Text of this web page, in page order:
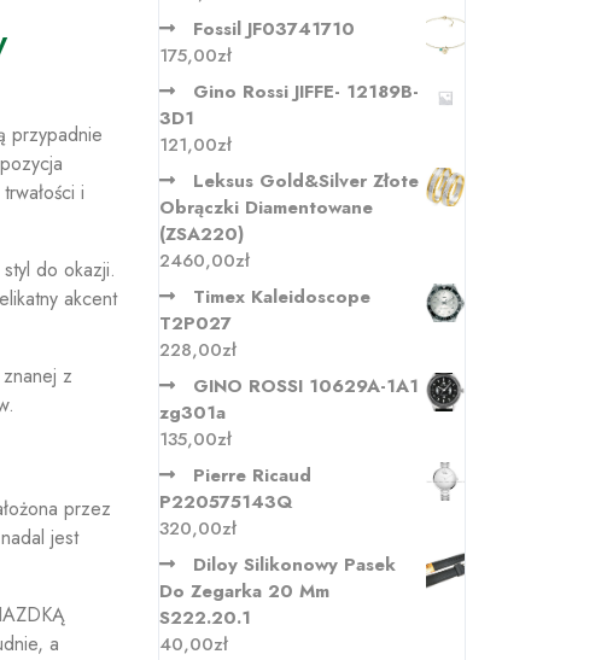
przypadnie
i
do okazji.
akcent
z
przez
jest
a
Fossil JF03741710
175,00zł
Gino Rossi JIFFE- 12189B-
3D1
121,00zł
Leksus Gold&Silver Złote
Obrączki Diamentowane
(ZSA220)
2460,00zł
Timex Kaleidoscope
T2P027
228,00zł
GINO ROSSI 10629A-1A1
zg301a
135,00zł
Pierre Ricaud
P220575143Q
320,00zł
Diloy Silikonowy Pasek
Do Zegarka 20 Mm
S222.20.1
40,00zł